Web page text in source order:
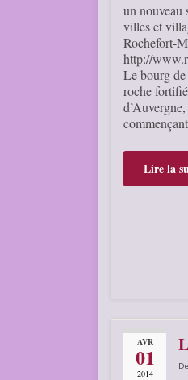
un nouveau
villes et
Rochefort-
http://
Le bourg
roche
Lire la
AVR
01
2014
De